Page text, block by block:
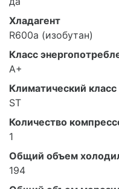
Хладагент
R600a (изобутан)
Класс
A+
Климатический класс
ST
Количество
1
Общий объем
194